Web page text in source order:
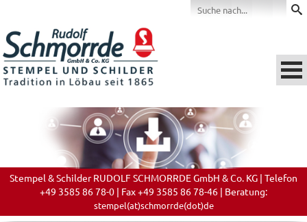
Stempel & Schilder RUDOLF SCHMORRDE GmbH & Co. KG | Telefon
+49 3585 86 78-0 | Fax +49 3585 86 78-46 | Beratung:
stempel(at)schmorrde(dot)de